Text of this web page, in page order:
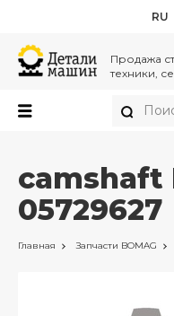
RU
Продажа
техники,
camshaft
05729627
Главная Запчасти BOMAG